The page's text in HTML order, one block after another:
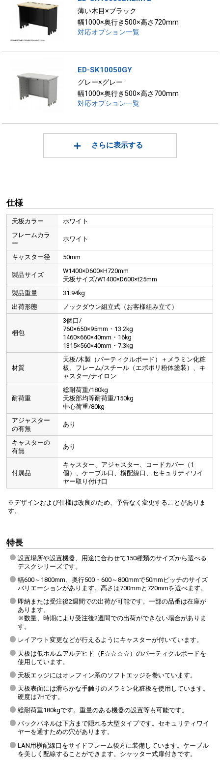
薄い木目×ブラック
幅1000×奥行き500×高さ720mm
対応オプション一覧
ED-SK10050GY
グレー×グレー
幅1000×奥行き500×高さ700mm
対応オプション一覧
さらに表示する
仕様
天板カラー
ホワイト
フレームカラ
ー
ホワイト
キャスター径 50mm
製品サイズ
W1400×D600×H720mm
天板サイズ/W1400×D600×t25mm
製品重量
31.94kg
出荷形態
ノックダウン組立式（お客様組み立て）
梱包
3個口/
760×650×95mm・13.2kg
1460×660×40mm・16kg
1315×560×40mm・7.3kg
材質
天板/木製（パーティクルボード）＋メラミン化粧
板、フレーム/スチール（エポポリ粉体塗装）、キ
ャスター/ナイロン
耐荷重
総耐荷重/180kg
天板部均等耐荷重/150kg
中心荷重/80kg
アジャスター
の有無
あり
キャスターの
有無
あり
付属品
キャスター、アジャスター、コードカバー（1
個）、ケーブル口、横配線口、セキュリティワイ
ヤー取り付け口
※デザインおよび仕様は改良のため、予告なく変更することがありま
す。
特長
設置場所や設置機器、用途に合わせて150種類のサイズから選べる
デスクシリーズです。
幅600～1800mm、奥行500・600～800mmで50mmピッチのサイズ
バリエーションがあります。高さは700mmと720mmを選べます。
即納または受注後2週間での出荷が可能です。一部の品番は在庫が
あります。
※数量、時期により受注後2週間での出荷ができない場合がありま
す。
レイアウト変更などが行えるようにキャスターが付いています。
天板は低ホルムアルデヒド（F☆☆☆☆）のパーティクルボードを
使用しています。
天板エッジにはオレフィン系のソフトエッジを巻いています。
天板表面には滑らかな手触りのメラミン化粧板を使用しています。
硬度は7Hです。
総耐荷重180kgです。重量のある機器の設置等も可能です。
バックパネルは下方まで隠れる大型タイプです。セキュリティワイ
ヤーを通すための穴があります。
LAN用横配線口をサイドフレーム後方に装備しています。ケーブル
を美しく配線することができます。シャッター式扉付きです。